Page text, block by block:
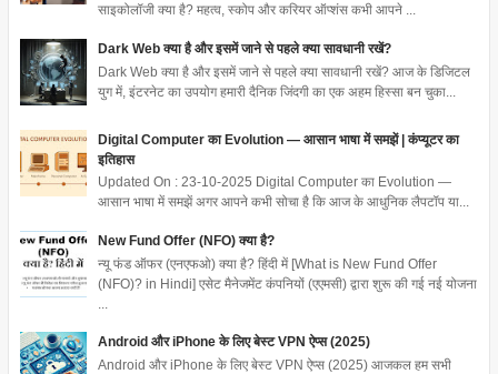
साइकोलॉजी क्या है? महत्व, स्कोप और करियर ऑप्शंस कभी आपने ...
Dark Web क्या है और इसमें जाने से पहले क्या सावधानी रखें?
Dark Web क्या है और इसमें जाने से पहले क्या सावधानी रखें? आज के डिजिटल
युग में, इंटरनेट का उपयोग हमारी दैनिक जिंदगी का एक अहम हिस्सा बन चुका...
Digital Computer का Evolution — आसान भाषा में समझें | कंप्यूटर का
इतिहास
Updated On : 23-10-2025 Digital Computer का Evolution —
आसान भाषा में समझें अगर आपने कभी सोचा है कि आज के आधुनिक लैपटॉप या...
New Fund Offer (NFO) क्या है?
न्यू फंड ऑफर (एनएफओ) क्या है? हिंदी में [What is New Fund Offer
(NFO)? in Hindi] एसेट मैनेजमेंट कंपनियों (एएमसी) द्वारा शुरू की गई नई योजना
Android और iPhone के लिए बेस्ट VPN ऐप्स (2025)
Android और iPhone के लिए बेस्ट VPN ऐप्स (2025) आजकल हम सभी